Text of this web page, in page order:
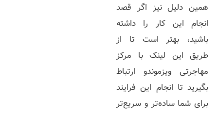
همین دلیل نیز اگر قصد
انجام این کار را داشته
باشید، بهتر است تا از
طریق این لینک با مرکز
مهاجرتی ویزموندو ارتباط
بگیرید تا انجام این فرایند
برای شما ساده‌تر و سریع‌تر